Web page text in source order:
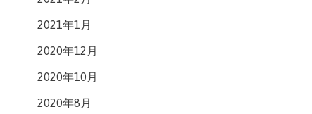
2021年1月
2020年12月
2020年10月
2020年8月